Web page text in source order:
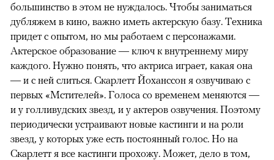
большинство в этом не нуждалось. Чтобы заниматься
дубляжем в кино, важно иметь актерскую базу. Техника
придет с опытом, но мы работаем с персонажами.
Актерское образование — ключ к внутреннему миру
каждого. Нужно понять, что актриса играет, какая она
— и с ней слиться. Скарлетт Йоханссон я озвучиваю с
первых «Мстителей». Голоса со временем меняются —
и у голливудских звезд, и у актеров озвучения. Поэтому
периодически устраивают новые кастинги и на роли
звезд, у которых уже есть постоянный голос. Но на
Скарлетт я все кастинги прохожу. Может, дело в том,